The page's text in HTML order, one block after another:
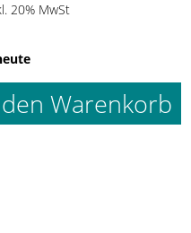
20% MwSt
Warenkorb